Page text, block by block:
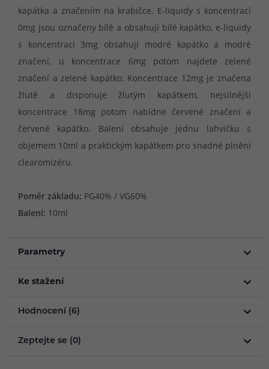
kapátka a značením na krabičce. E-liquidy s koncentrací
0mg jsou označeny bílé a obsahují bílé kapátko, e-liquidy
s koncentrací 3mg obsahují modré kapátko a modré
značení, u koncentrace 6mg potom najdete zelené
značení a zelené kapátko. Koncentrace 12mg je značena
žlutě a disponuje žlutým kapátkem, nejsilnější
koncentrace 18mg potom nabídne červené značení a
červené kapátko. Balení obsahuje jednu lahvičku s
objemem 10ml a praktickým kapátkem pro snadné plnění
clearomizéru.
Poměr základu: PG40% / VG60%
Balení: 10ml
Parametry
Ke stažení
Hodnocení (6)
Zeptejte se (0)